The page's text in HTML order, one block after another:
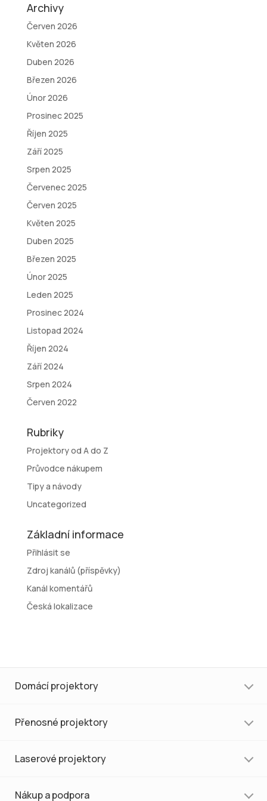
Archivy
Červen 2026
Květen 2026
Duben 2026
Březen 2026
Únor 2026
Prosinec 2025
Říjen 2025
Září 2025
Srpen 2025
Červenec 2025
Červen 2025
Květen 2025
Duben 2025
Březen 2025
Únor 2025
Leden 2025
Prosinec 2024
Listopad 2024
Říjen 2024
Září 2024
Srpen 2024
Červen 2022
Rubriky
Projektory od A do Z
Průvodce nákupem
Tipy a návody
Uncategorized
Základní informace
Přihlásit se
Zdroj kanálů (příspěvky)
Kanál komentářů
Česká lokalizace
Domácí projektory
Přenosné projektory
Laserové projektory
Nákup a podpora